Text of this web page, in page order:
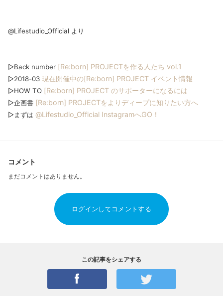
@Lifestudio_Official より
▷Back number [Re:born] PROJECTを作る人たち vol.1
▷2018-03 現在開催中の[Re:born] PROJECT イベント情報
▷HOW TO [Re:born] PROJECT のサポーターになるには
▷企画書 [Re:born] PROJECTをよりディープに知りたい方へ
▷まずは @Lifestudio_Official InstagramへGO！
コメント
まだコメントはありません。
ログインしてコメントする
この記事をシェアする